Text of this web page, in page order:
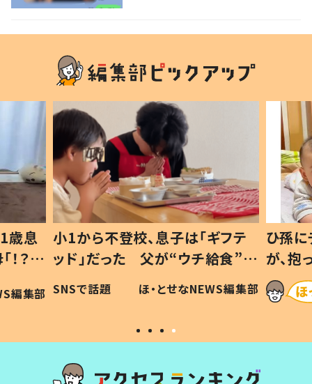
歳息
？」
編集部
小1から不登校、息子は「ギフテ
ッド」だった 父が“ウチ給食”を
作り続ける理由とは #令和の親
#令和の子
SNSで話題 ほ・とせなNEWS編集部
ひ孫
が、
「涙が
い」